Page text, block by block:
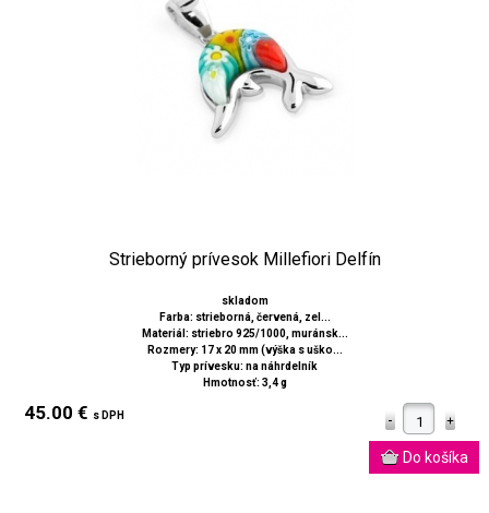
Strieborný prívesok Millefiori Delfín
skladom
Farba: strieborná, červená, zel...
Materiál: striebro 925/1000, muránsk...
Rozmery: 17 x 20 mm (výška s uško...
Typ prívesku: na náhrdelník
Hmotnosť: 3,4 g
45.00 € s DPH